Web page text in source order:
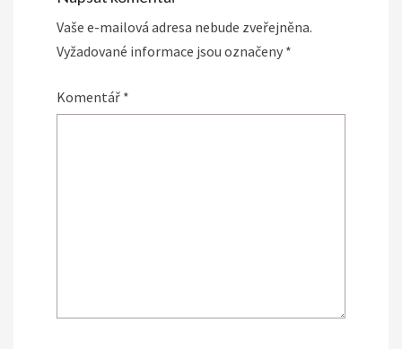
Vaše e-mailová adresa nebude zveřejněna.
Vyžadované informace jsou označeny *
Komentář *